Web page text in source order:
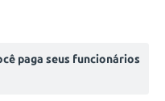
paga seus funcionários